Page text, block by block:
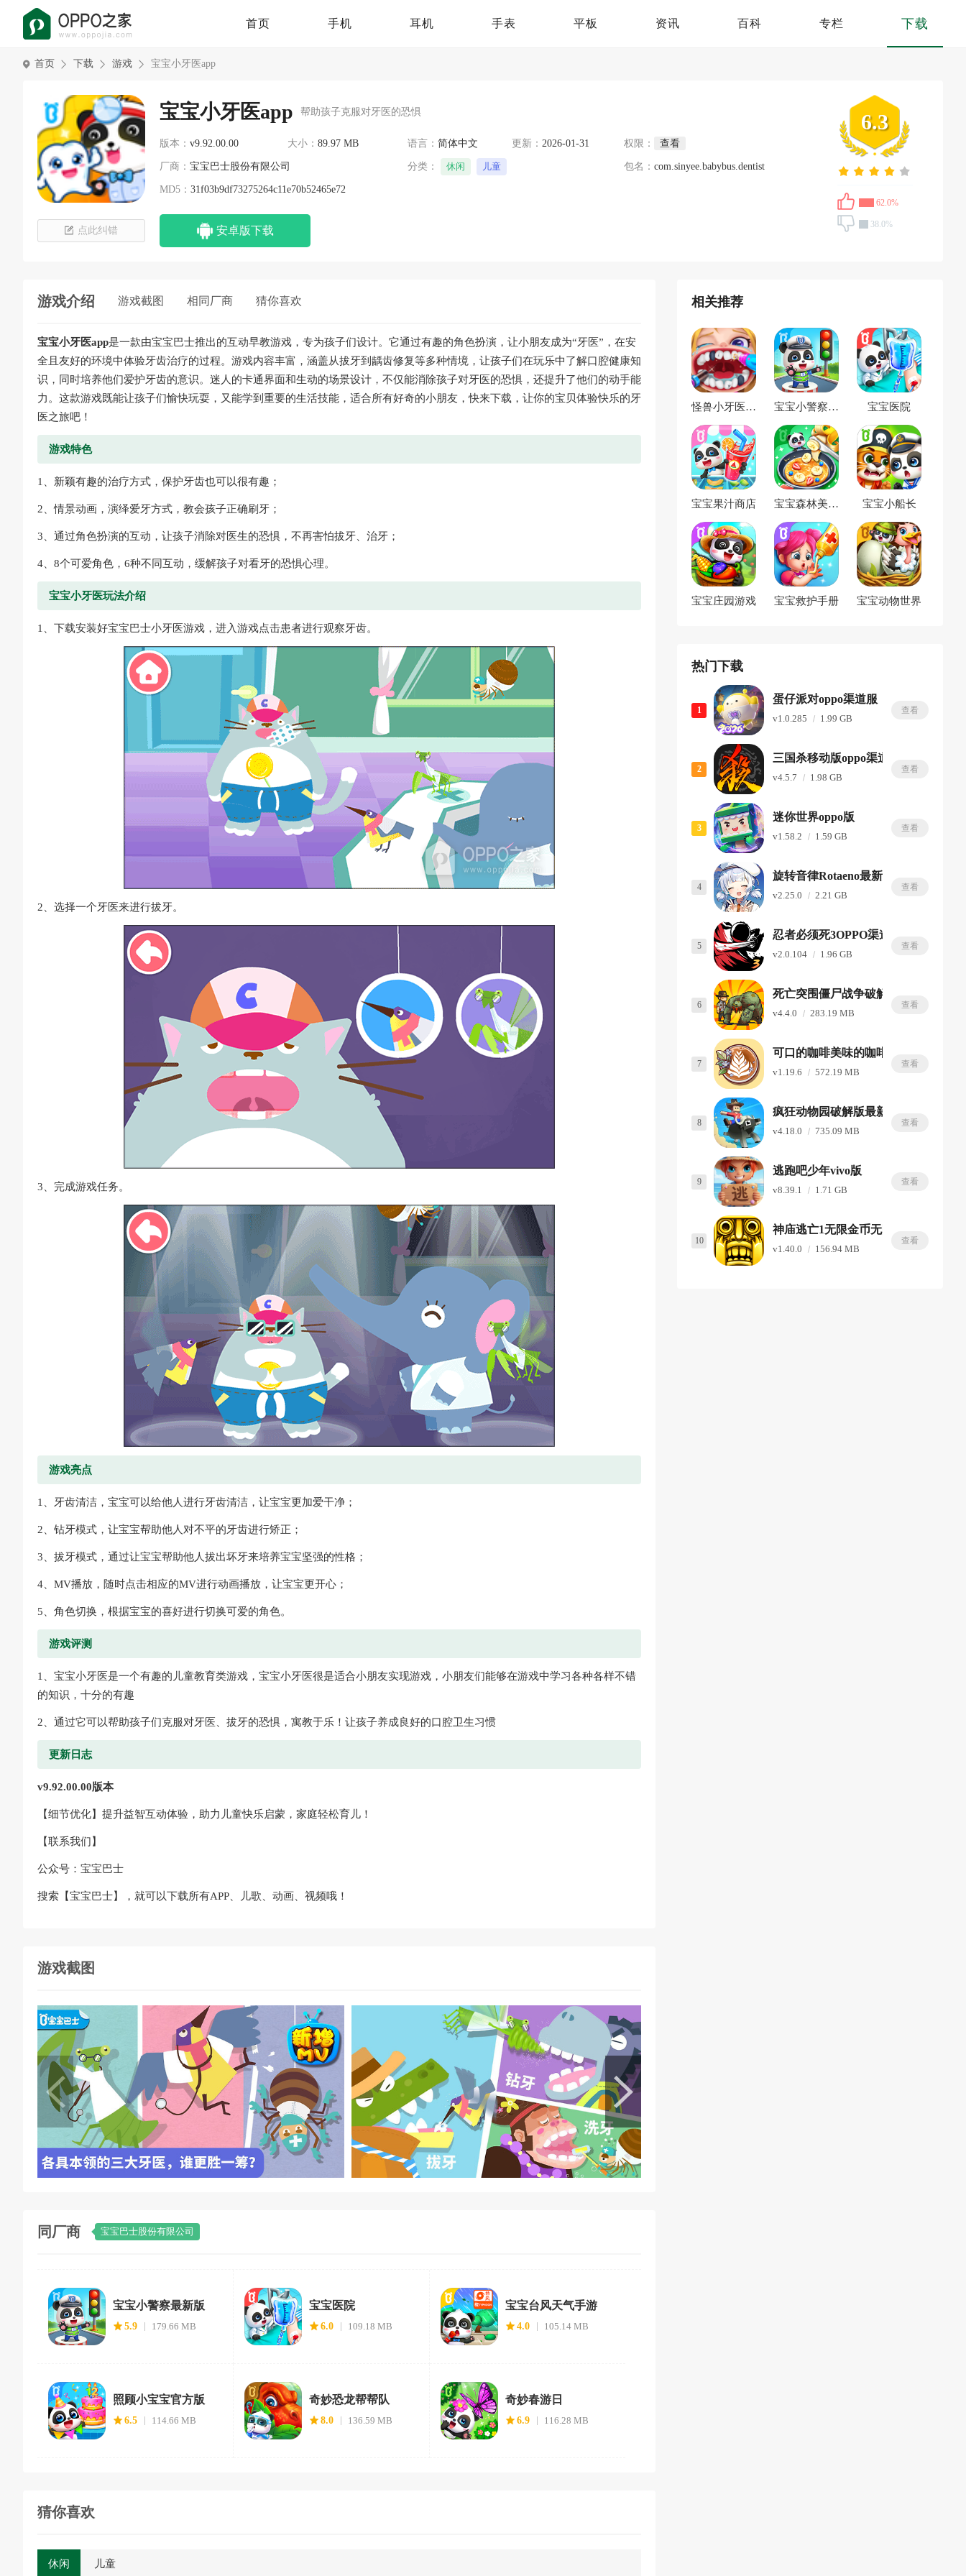
首页 手机 耳机 手表 平板 资讯 百科 专栏 下载
首页 下载 游戏 宝宝小牙医app
6.3
62.0%
38.0%
点此纠错
宝宝小牙医app 帮助孩子克服对牙医的恐惧
版本： v9.92.00.00 大小：89.97 MB 语言：简体中文 更新：2026-01-31 权限： 查看
厂商： 宝宝巴士股份有限公司 分类： 休闲 儿童 包名： com.sinyee.babybus.dentist
MD5： 31f03b9df73275264c11e70b52465e72
安卓版下载
游戏介绍 游戏截图 相同厂商 猜你喜欢
宝宝小牙医app是一款由宝宝巴士推出的互动早教游戏，专为孩子们设计。它通过有趣的角色扮演，让小朋友成为“牙医”，在安
全且友好的环境中体验牙齿治疗的过程。游戏内容丰富，涵盖从拔牙到龋齿修复等多种情境，让孩子们在玩乐中了解口腔健康知
识，同时培养他们爱护牙齿的意识。迷人的卡通界面和生动的场景设计，不仅能消除孩子对牙医的恐惧，还提升了他们的动手能
力。这款游戏既能让孩子们愉快玩耍，又能学到重要的生活技能，适合所有好奇的小朋友，快来下载，让你的宝贝体验快乐的牙
医之旅吧！
游戏特色
1、新颖有趣的治疗方式，保护牙齿也可以很有趣；
2、情景动画，演绎爱牙方式，教会孩子正确刷牙；
3、通过角色扮演的互动，让孩子消除对医生的恐惧，不再害怕拔牙、治牙；
4、8个可爱角色，6种不同互动，缓解孩子对看牙的恐惧心理。
宝宝小牙医玩法介绍
1、下载安装好宝宝巴士小牙医游戏，进入游戏点击患者进行观察牙齿。
2、选择一个牙医来进行拔牙。
3、完成游戏任务。
游戏亮点
1、牙齿清洁，宝宝可以给他人进行牙齿清洁，让宝宝更加爱干净；
2、钻牙模式，让宝宝帮助他人对不平的牙齿进行矫正；
3、拔牙模式，通过让宝宝帮助他人拔出坏牙来培养宝宝坚强的性格；
4、MV播放，随时点击相应的MV进行动画播放，让宝宝更开心；
5、角色切换，根据宝宝的喜好进行切换可爱的角色。
游戏评测
1、宝宝小牙医是一个有趣的儿童教育类游戏，宝宝小牙医很是适合小朋友实现游戏，小朋友们能够在游戏中学习各种各样不错
的知识，十分的有趣
2、通过它可以帮助孩子们克服对牙医、拔牙的恐惧，寓教于乐！让孩子养成良好的口腔卫生习惯
更新日志
v9.92.00.00版本
【细节优化】提升益智互动体验，助力儿童快乐启蒙，家庭轻松育儿！
【联系我们】
公众号：宝宝巴士
搜索【宝宝巴士】，就可以下载所有APP、儿歌、动画、视频哦！
游戏截图
同厂商 宝宝巴士股份有限公司
宝宝小警察最新版
5.9 179.66 MB
宝宝医院
6.0 109.18 MB
宝宝台风天气手游
4.0 105.14 MB
照顾小宝宝官方版
6.5 114.66 MB
奇妙恐龙帮帮队
8.0 136.59 MB
奇妙春游日
6.9 116.28 MB
猜你喜欢
休闲 儿童
相关推荐
怪兽小牙医最
新版
宝宝小警察最
新版
宝宝医院
宝宝果汁商店
宝宝森林美食
宝宝巴士手机
版
宝宝小船长
宝宝庄园游戏 宝宝救护手册 宝宝动物世界
热门下载
1 查看
蛋仔派对oppo渠道服
v1.0.285 1.99 GB
2 查看
三国杀移动版oppo渠道服
v4.5.7 1.98 GB
3 查看
迷你世界oppo版
v1.58.2 1.59 GB
4 查看
旋转音律Rotaeno最新版
v2.25.0 2.21 GB
5 查看
忍者必须死3OPPO渠道服
v2.0.104 1.96 GB
6 查看
死亡突围僵尸战争破解版内置修改器
v4.4.0 283.19 MB
7 查看
可口的咖啡美味的咖啡破解版
v1.19.6 572.19 MB
8 查看
疯狂动物园破解版最新版
v4.18.0 735.09 MB
9 查看
逃跑吧少年vivo版
v8.39.1 1.71 GB
10 查看
神庙逃亡1无限金币无限钻石版
v1.40.0 156.94 MB